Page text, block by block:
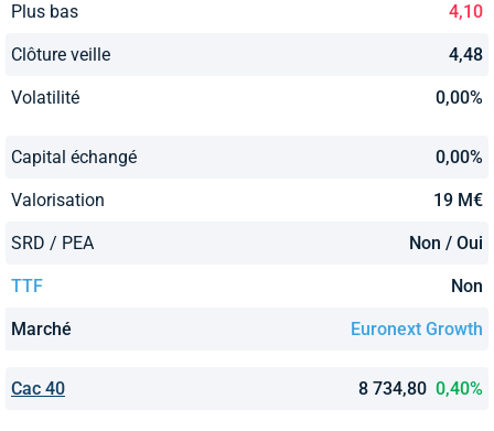
Plus bas 4,10
Clôture veille 4,48
Volatilité 0,00%
Capital échangé 0,00%
Valorisation 19 M€
SRD / PEA Non / Oui
TTF Non
Marché Euronext Growth
Cac 40 8 734,80 0,40%